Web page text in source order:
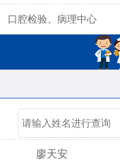
口腔检验、病理中心
陈育玲
廖天安